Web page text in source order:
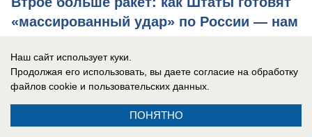
«массированный удар» по России — нам
Пентагон усиливает подводный флот.
Наш сайт использует куки.
Продолжая его использовать, вы даете согласие на обработку
файлов cookie и пользовательских данных.
ПОНЯТНО